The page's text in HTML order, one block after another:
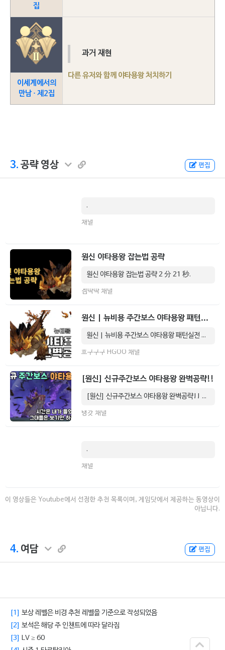
집
과거 재현
다른 유저와 함께 야타용왕 처치하기
이세계에서의
만남 · 제2집
3. 공략 영상 편집
.
채널
원신 야타용왕 잡는법 공략
원신 야타용왕 잡는법 공략 2 分 21 秒.
겜딱딱 채널
원신 | 뉴비용 주간보스 야타용왕 패턴실전 완전완벽 공략!!
원신 | 뉴비용 주간보스 야타용왕 패턴실전 완전완벽 공략!! 11 分 30 秒.
흐구구구 HGOO 채널
[원신] 신규주간보스 야타용왕 완벽공략!!
[원신] 신규주간보스 야타용왕 완벽공략!! 9 分 48 秒.
탱갓 채널
.
채널
이 영상들은 Youtube에서 선정한 추천 목록이며, 게임닷에서 제공하는 동영상이
아닙니다.
4. 여담 편집
[1] 보상 레벨은 비경 추천 레벨을 기준으로 작성되었음
[2] 보석은 해당 주 인챈트에 따라 달라짐
[3] LV ≥ 60